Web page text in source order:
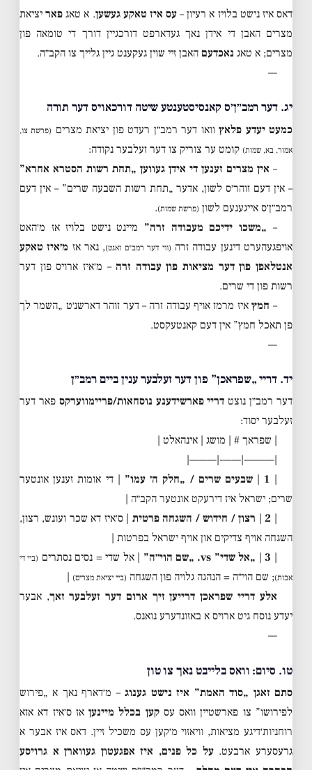
דאס איז נישט בלויז א רעיון – עס איז טאקע געשען. א טאג פאריציאת
מצרים האבן די אידן נאך געדארפט דורכגיין דורך די טומאה פון
מצרים; א טאג נאכדעם האבן זיי שוין געקענט גיין גלייך צו הקב״ה.
—
יג. דער רמב״ן׳ס קאנסיסטענטע שיטה דורכאויס דער תורה
כמעט יעדע פלאץוואו דער רמב״ן רעדט פון יציאת מצרים (פרשת צו,
אמור, בא, שמות) קומט ער צוריק צו דער זעלבער נקודה:
– אין מצרים זענען די אידן געווען „תחת רשות הסטרא אחרא”
– אין דעם זוהר׳ס לשון, אדער „תחת רשות השבעה שרים” – אין דעם
רמב״ן׳ס אייגענעם לשון (פרשת שמות).
– „משכו ידיכם מעבודה זרה” מיינט נישט בלויז אז מ׳האט
אויפגעהערט דינען עבודה זרה (ווי דער רמב״ם זאגט), נאר אז מ׳איז טאקע
אנטלאפן פון דער מציאות פון עבודה זרה – מ׳איז ארויס פון דער
רשות פון די שרים.
– חמץאיז מרמז אויף עבודה זרה – דער זוהר דארשנ׳ט „השמר לך
פן תאכל חמץ” אין דעם קאנטעקסט.
—
יד. דריי „שפראכן” פון דער זעלבער ענין ביים רמב״ן
דער רמב״ן נוצט דריי פארשידענע נוסחאות/פריימווערקס פאר דער
זעלבער יסוד:
| שפראך # | מושג | אינהאלט |
|———-|——-|———|
|
1
| שבעים שרים / „חלק ה׳ עמו” | די אומות זענען אונטער
שרים; ישראל איז דירעקט אונטער הקב״ה |
|
2
| רצון / חידוש / השגחה פרטית | ס׳איז דא שכר ועונש, רצון,
השגחה אויף צדיקים און אויף ישראל בפרטות |
|
3
| „אל שדי” vs. „שם הוי״ה” | אל שדי = נסים נסתרים (ביי די
אבות); שם הוי״ה = הנהגה גלויה פון השגחה (ביי יציאת מצרים) |
אלע דריי שפראכן דרייען זיך ארום דער זעלבער זאך, אבער
יעדע נוסח גיט ארויס א באזונדערע נואנס.
—
טו. סיום: וואס בלייבט נאך צו טון
סתם זאגן „סוד האמת” איז נישט גענוג– מ׳דארף נאך א „פירוש
לפירושו” צו פארשטיין וואס עסקען בכלל מיינעןאז ס׳איז דא אזא
רוחניות׳דיגע מציאות, וויאזוי מ׳קען עס משכיל זיין. דאס איז אבער א
גרעסערע ארבעט.על כל פנים, איז אפגעטון געווארן א גרויסע